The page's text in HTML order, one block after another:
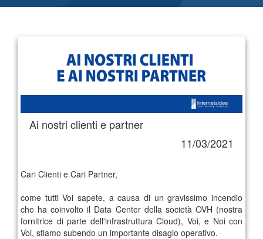
Ai nostri clienti e partner
11/03/2021
Cari Clienti e Cari Partner,
come tutti Voi sapete, a causa di un gravissimo incendio
che ha coinvolto il Data Center della società OVH (nostra
fornitrice di parte dell'infrastruttura Cloud), Voi, e Noi con
Voi, stiamo subendo un importante disagio operativo.